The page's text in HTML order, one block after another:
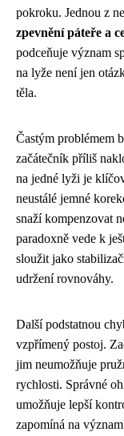
pokroku. Jednou z
zpevnění páteře a
podceňuje význam
na lyže není jen
těla.
Častým problémem
začátečník příliš
na jedné lyži je
neustálé jemné
snaží kompenzovat
paradoxně vede k
sloužit jako
udržení rovnováhy.
Další podstatnou
vzpřímený postoj.
jim neumožňuje
rychlosti. Správné
umožňuje lepší
zapomíná na